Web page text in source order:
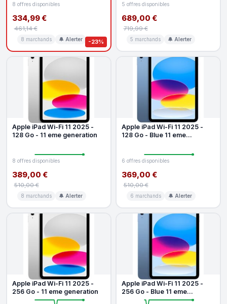
-23%
8 offres disponibles
334,99 €
461,14 €
8 marchands 🔔 Alerter
5 offres disponibles
689,00 €
719,99 €
5 marchands 🔔 Alerter
Apple iPad Wi-Fi 11 2025 -
128 Go - 11 eme generation
8 offres disponibles
389,00 €
510,00 €
8 marchands 🔔 Alerter
Apple iPad Wi-Fi 11 2025 -
128 Go - Blue 11 eme
6 offres disponibles
369,00 €
510,00 €
6 marchands 🔔 Alerter
Apple iPad Wi-Fi 11 2025 -
256 Go - 11 eme generation
Apple iPad Wi-Fi 11 2025 -
256 Go - Blue 11 eme
generation